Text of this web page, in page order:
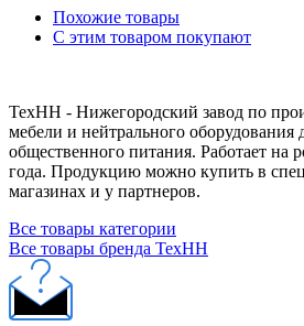
Похожие товары
С этим товаром покупают
ТехНН - Нижегородский завод по
мебели и нейтрального оборудования
общественного питания. Работает на
года. Продукцию можно купить в
магазинах и у партнеров.
Все товары категории
Все товары бренда ТехНН